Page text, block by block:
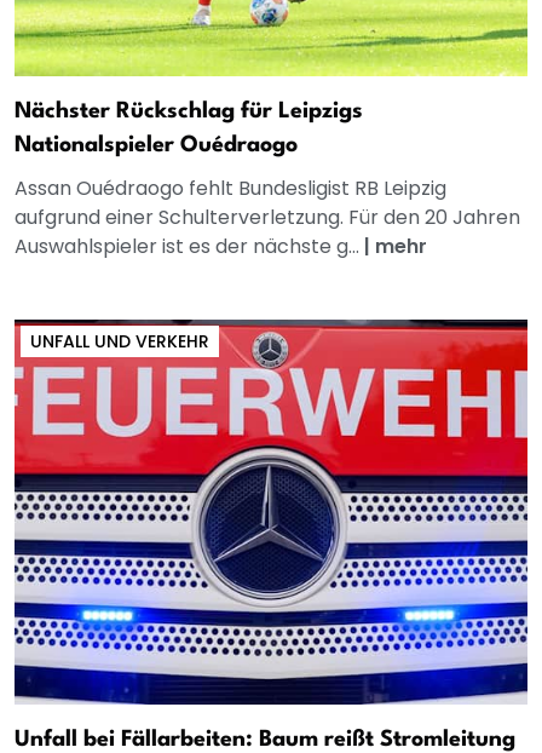
Nächster Rückschlag für Leipzigs
Nationalspieler Ouédraogo
Assan Ouédraogo fehlt Bundesligist RB Leipzig
aufgrund einer Schulterverletzung. Für den 20 Jahren
Auswahlspieler ist es der nächste g... | mehr
UNFALL UND VERKEHR
Unfall bei Fällarbeiten: Baum reißt Stromleitung